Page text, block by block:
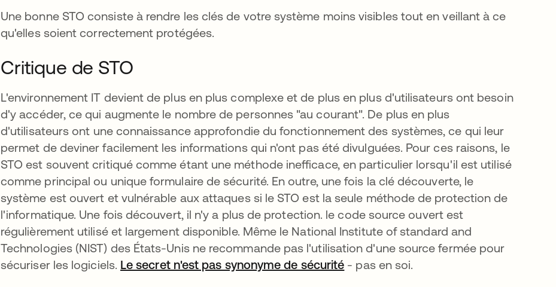
Une bonne STO consiste à rendre les clés de votre système moins visibles tout en veillant à ce
qu'elles soient correctement protégées.
Critique de STO
L'environnement IT devient de plus en plus complexe et de plus en plus d'utilisateurs ont besoin
d'y accéder, ce qui augmente le nombre de personnes "au courant". De plus en plus
d'utilisateurs ont une connaissance approfondie du fonctionnement des systèmes, ce qui leur
permet de deviner facilement les informations qui n'ont pas été divulguées. Pour ces raisons, le
STO est souvent critiqué comme étant une méthode inefficace, en particulier lorsqu'il est utilisé
comme principal ou unique formulaire de sécurité. En outre, une fois la clé découverte, le
système est ouvert et vulnérable aux attaques si le STO est la seule méthode de protection de
l'informatique. Une fois découvert, il n'y a plus de protection. le code source ouvert est
régulièrement utilisé et largement disponible. Même le National Institute of standard and
Technologies (NIST) des États-Unis ne recommande pas l'utilisation d'une source fermée pour
sécuriser les logiciels. Le secret n'est pas synonyme de sécurité s’ouvre dans un nouvel onglet
- pas en soi.